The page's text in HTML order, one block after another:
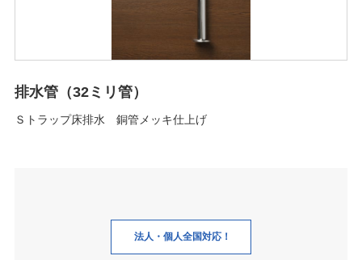
排水管（32ミリ管）
Ｓトラップ床排水 銅管メッキ仕上げ
法人・個人全国対応！